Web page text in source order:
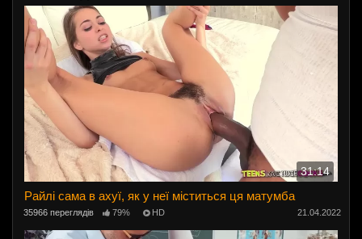
31:14
Райлі сама в ахуї, як у неї міститься ця матумба
35966 переглядів 79% HD 21.04.2022